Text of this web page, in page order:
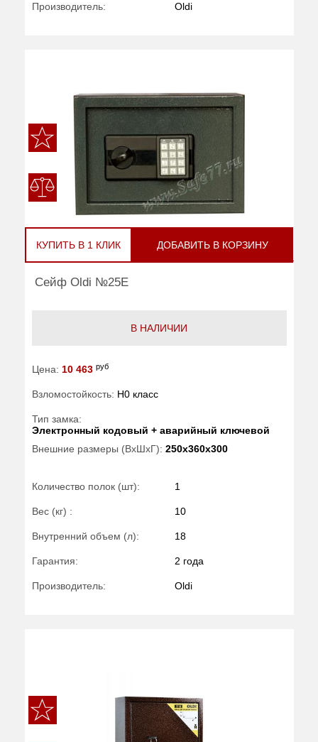
Производитель: Oldi
КУПИТЬ В 1 КЛИК ДОБАВИТЬ В КОРЗИНУ
Сейф Oldi №25Е
В НАЛИЧИИ
Цена: 10 463 руб
Взломостойкость: H0 класс
Тип замка:
Электронный кодовый + аварийный ключевой
Внешние размеры (ВхШхГ): 250x360x300
Количество полок (шт): 1
Вес (кг) : 10
Внутренний объем (л): 18
Гарантия: 2 года
Производитель: Oldi